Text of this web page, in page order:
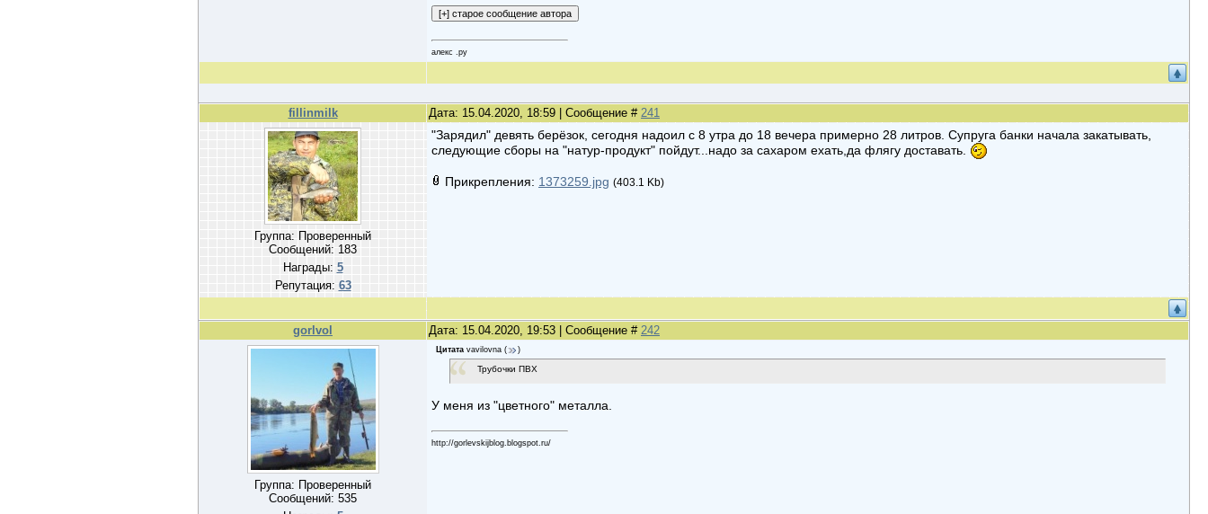
алекс .ру
fillinmilk Дата: 15.04.2020, 18:59 | Сообщение # 241
Группа: Проверенный
Сообщений: 183
Награды: 5
Репутация: 63
"Зарядил" девять берёзок, сегодня надоил с 8 утра до 18 вечера примерно 28 литров. Супруга банки начала закатывать,
следующие сборы на "натур-продукт" пойдут...надо за сахаром ехать,да флягу доставать.
Прикрепления: 1373259.jpg (403.1 Kb)
gorlvol Дата: 15.04.2020, 19:53 | Сообщение # 242
Группа: Проверенный
Сообщений: 535
Цитата vavilovna ( )
Трубочки ПВХ
У меня из "цветного" металла.
http://gorlevskijblog.blogspot.ru/